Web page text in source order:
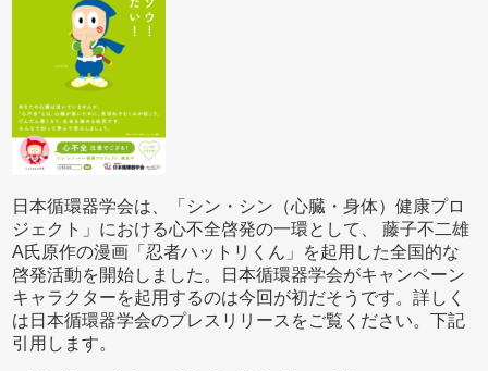
日本循環器学会は、「シン・シン（心臓・身体）健康プロ
ジェクト」における心不全啓発の一環として、 藤子不二雄
A氏原作の漫画「忍者ハットリくん」を起用した全国的な
啓発活動を開始しました。日本循環器学会がキャンペーン
キャラクターを起用するのは今回が初だそうです。詳しく
は日本循環器学会のプレスリリースをご覧ください。下記
引用します。